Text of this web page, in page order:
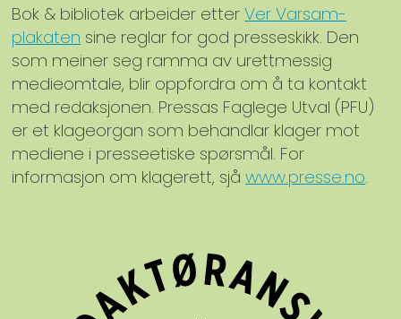
Bok & bibliotek arbeider etterVer Varsam-
plakaten sine reglar for god presseskikk. Den
som meiner seg ramma av urettmessig
medieomtale, blir oppfordra om å ta kontakt
med redaksjonen. Pressas Faglege Utval (PFU)
er et klageorgan som behandlar klager mot
mediene i presseetiske spørsmål. For
informasjon om klagerett, sjåwww.presse.no.